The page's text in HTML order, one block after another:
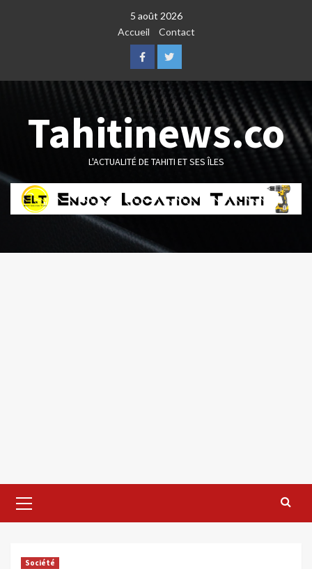
5 août 2026
Accueil
Contact
FacebookTwitter
Tahitinews.co
L'ACTUALITÉ DE TAHITI ET SES ÎLES
Menu
Société